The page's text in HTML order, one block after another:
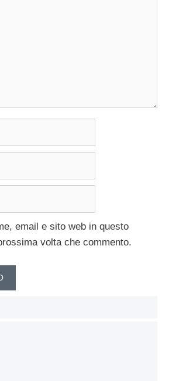
email e sito web in questo
volta che commento.